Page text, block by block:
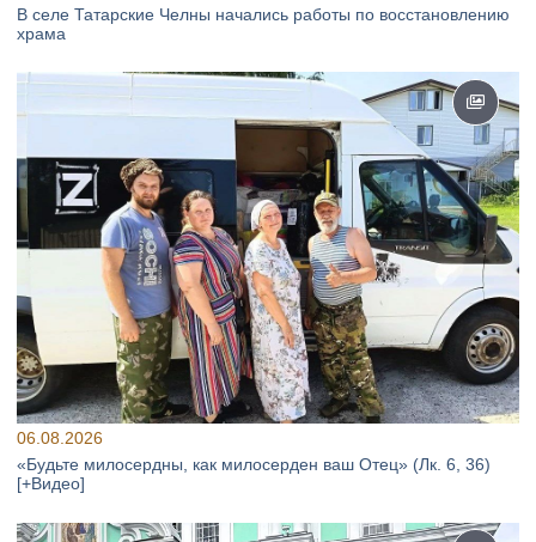
В селе Татарские Челны начались работы по восстановлению
храма
06.08.2026
«Будьте милосердны, как милосерден ваш Отец» (Лк. 6, 36)
[+Видео]